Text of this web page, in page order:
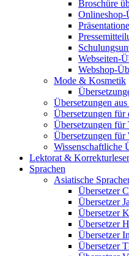
Broschüre
Onlineshop-
Webseiten-
Webshop-
Mode & Kosmetik
Übersetzungen
Übersetzungen für
Übersetzungen
Übersetzungen für
Wissenschaftliche
Lektorat &
Sprachen
Asiatische
Übersetzer
Übersetzer
Übersetzer
Übersetzer
Übersetzer
Übersetzer